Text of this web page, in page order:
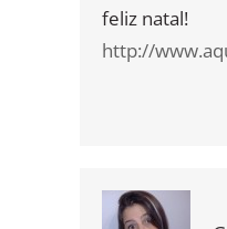
feliz natal!
http://